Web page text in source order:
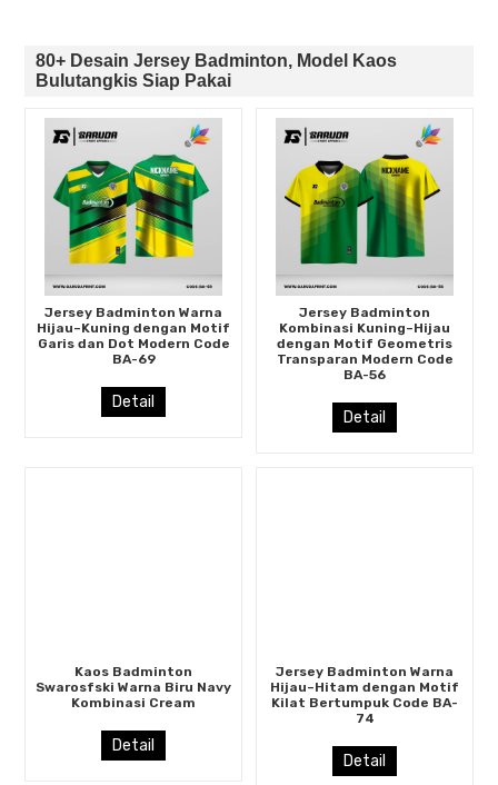
80+ Desain Jersey Badminton, Model Kaos
Bulutangkis Siap Pakai
Jersey Badminton Warna
Hijau–Kuning dengan Motif
Garis dan Dot Modern Code
BA-69
Detail
Jersey Badminton
Kombinasi Kuning–Hijau
dengan Motif Geometris
Transparan Modern Code
BA-56
Detail
Kaos Badminton
Swarosfski Warna Biru Navy
Kombinasi Cream
Detail
Jersey Badminton Warna
Hijau–Hitam dengan Motif
Kilat Bertumpuk Code BA-
74
Detail